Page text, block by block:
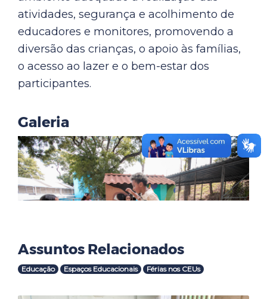
atividades, segurança e acolhimento de
educadores e monitores, promovendo a
diversão das crianças, o apoio às famílias,
o acesso ao lazer e o bem-estar dos
participantes.
Galeria
Assuntos Relacionados
Educação Espaços Educacionais Férias nos CEUs